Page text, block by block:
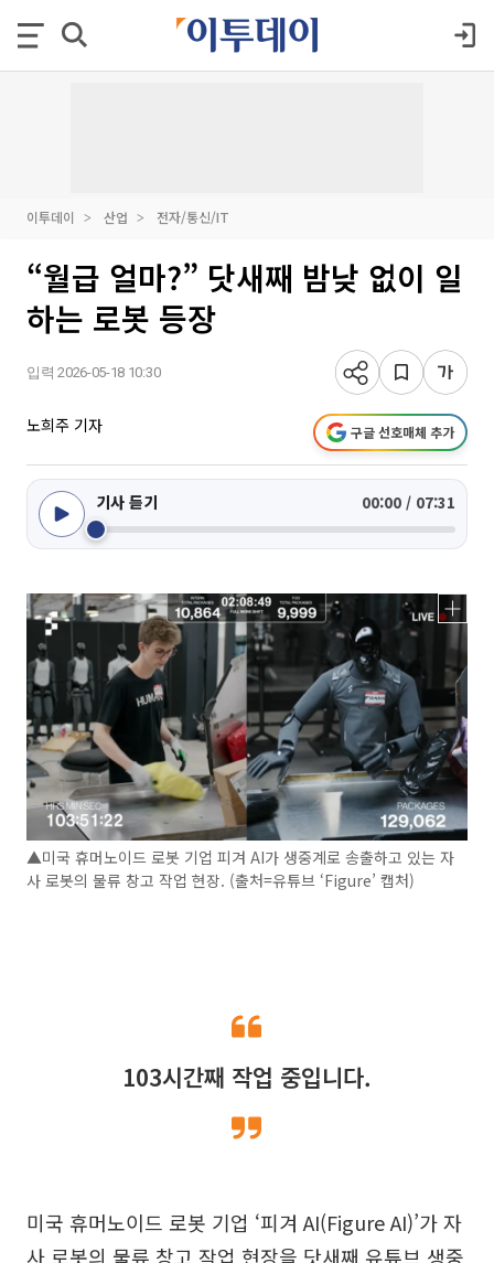
이투데이 산업 전자/통신/IT
“월급 얼마?” 닷새째 밤낮 없이 일
하는 로봇 등장
입력 2026-05-18 10:30
노희주 기자 구글 선호매체 추가
기사 듣기 00:00 / 07:31
▲미국 휴머노이드 로봇 기업 피겨 AI가 생중계로 송출하고 있는 자
사 로봇의 물류 창고 작업 현장. (출처=유튜브 ‘Figure’ 캡처)
103시간째 작업 중입니다.
미국 휴머노이드 로봇 기업 ‘피겨 AI(Figure AI)’가 자
사 로봇의 물류 창고 작업 현장을 닷새째 유튜브 생중